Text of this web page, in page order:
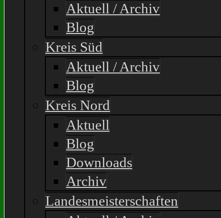
Aktuell / Archiv
Blog
Kreis Süd
Aktuell / Archiv
Blog
Kreis Nord
Aktuell
Blog
Downloads
Archiv
Landesmeisterschaften